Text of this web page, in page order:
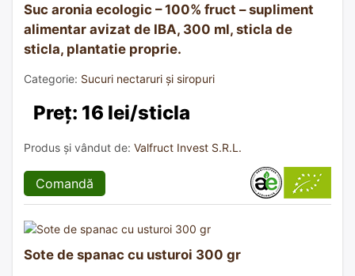
Suc aronia ecologic – 100% fruct – supliment
alimentar avizat de IBA, 300 ml, sticla de
sticla, plantatie proprie.
Categorie: Sucuri nectaruri și siropuri
Preț: 16 lei/sticla
Produs și vândut de: Valfruct Invest S.R.L.
Comandă
Sote de spanac cu usturoi 300 gr